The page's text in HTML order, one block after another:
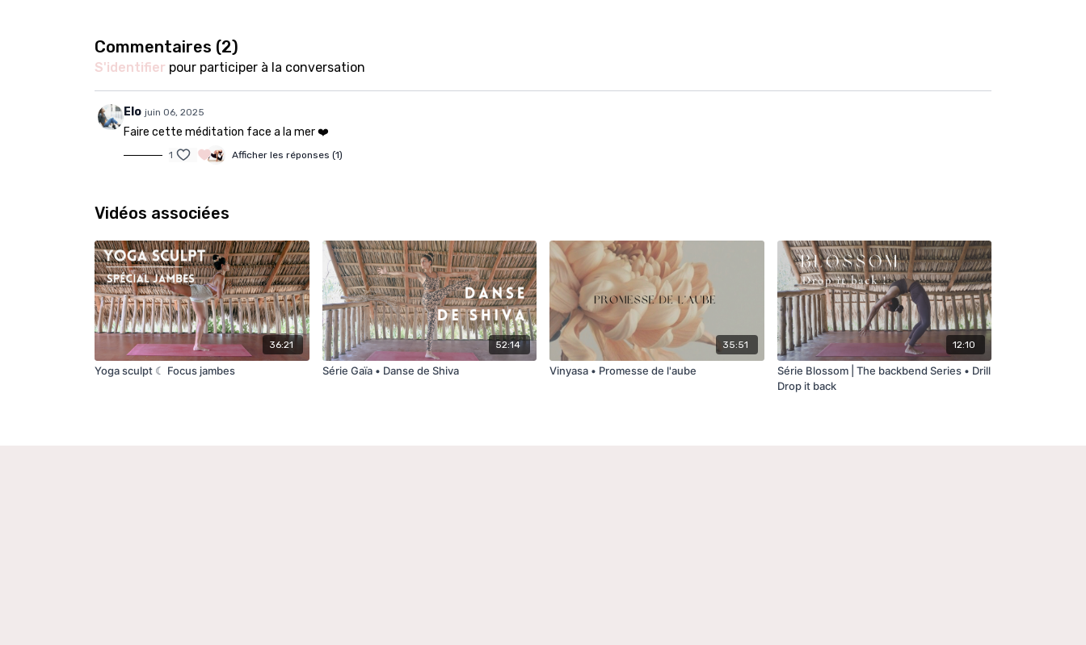
de la nature, qui prend forme en nous à travers l'élément air. Une symbiose
Commentaires (2)
S'identifier pour participer à la conversation
Elo juin 06, 2025
Faire cette méditation face a la mer ❤️
1 Afficher les réponses (1)
Vidéos associées
36:21
Yoga sculpt ☾ Focus jambes
52:14
Série Gaïa • Danse de Shiva
35:51
Vinyasa • Promesse de l'aube
12:10
Série Blossom | The backbend Series • Drill
Drop it back